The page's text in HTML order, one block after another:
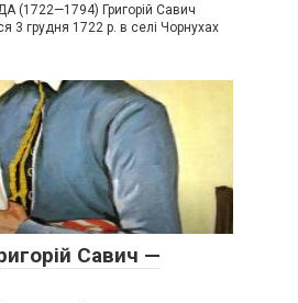
(1722—1794) Григорій Савич
3 грудня 1722 р. в селі Чорнухах
Савич —